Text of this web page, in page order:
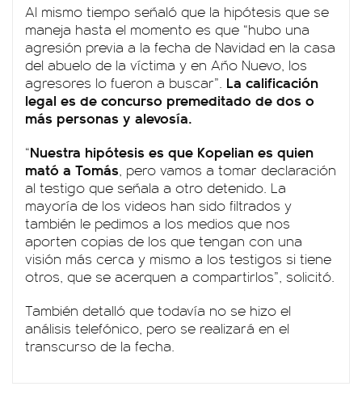
Al mismo tiempo señaló que la hipótesis que se
maneja hasta el momento es que “hubo una
agresión previa a la fecha de Navidad en la casa
del abuelo de la víctima y en Año Nuevo, los
agresores lo fueron a buscar”. La calificación
legal es de concurso premeditado de dos o
más personas y alevosía.
“Nuestra hipótesis es que Kopelian es quien
mató a Tomás, pero vamos a tomar declaración
al testigo que señala a otro detenido. La
mayoría de los videos han sido filtrados y
también le pedimos a los medios que nos
aporten copias de los que tengan con una
visión más cerca y mismo a los testigos si tiene
otros, que se acerquen a compartirlos”, solicitó.
También detalló que todavía no se hizo el
análisis telefónico, pero se realizará en el
transcurso de la fecha.